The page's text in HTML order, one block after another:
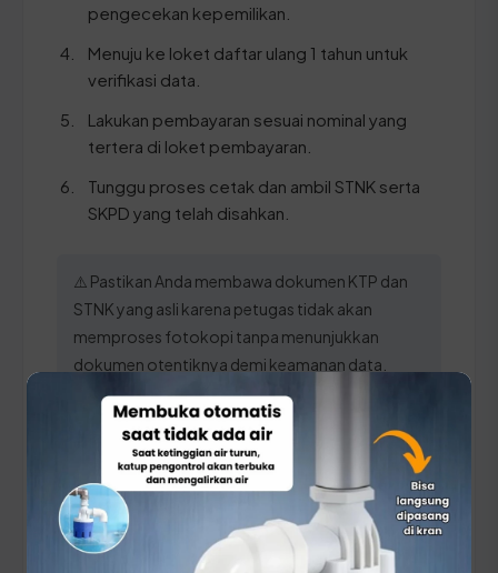
pengecekan kepemilikan.
Menuju ke loket daftar ulang 1 tahun untuk
verifikasi data.
Lakukan pembayaran sesuai nominal yang
tertera di loket pembayaran.
Tunggu proses cetak dan ambil STNK serta
SKPD yang telah disahkan.
⚠️ Pastikan Anda membawa dokumen KTP dan
STNK yang asli karena petugas tidak akan
memproses fotokopi tanpa menunjukkan
dokumen otentiknya demi keamanan data.
Panduan Pajak 5 Tahunan
(Ganti Plat) di Kalimantan
Tengah